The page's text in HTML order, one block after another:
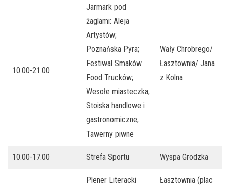
10.00-21.00
Jarmark pod
żaglami: Aleja
Artystów;
Poznańska Pyra;
Festiwal Smaków
Food Trucków;
Wesołe miasteczka;
Stoiska handlowe i
gastronomiczne;
Tawerny piwne
Wały Chrobrego/
Łasztownia/ Jana
z Kolna
10.00-17.00 Strefa Sportu Wyspa Grodzka
Plener Literacki
Łasztownia (plac